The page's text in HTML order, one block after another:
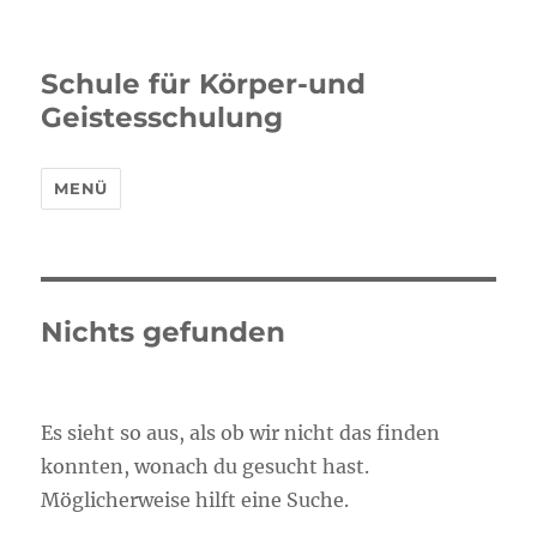
Schule für Körper-und
Geistesschulung
MENÜ
Nichts gefunden
Es sieht so aus, als ob wir nicht das finden
konnten, wonach du gesucht hast.
Möglicherweise hilft eine Suche.